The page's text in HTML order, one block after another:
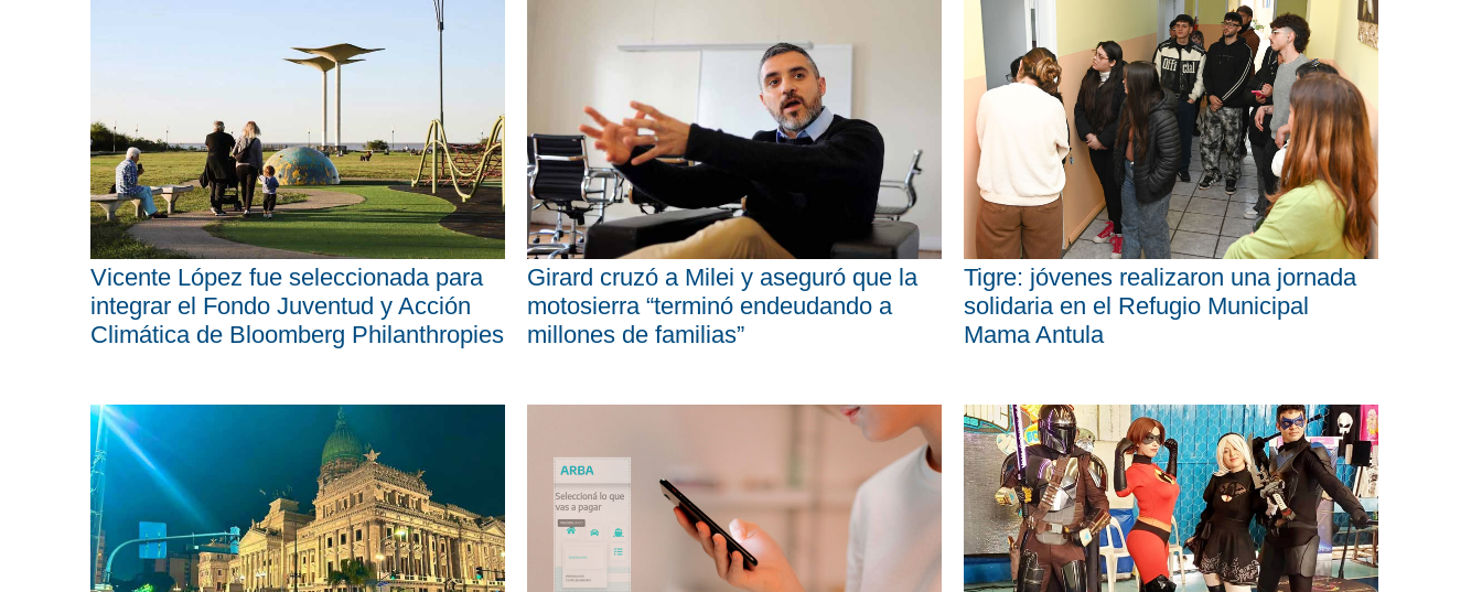
Vicente López fue seleccionada para
integrar el Fondo Juventud y Acción
Climática de Bloomberg Philanthropies
Girard cruzó a Milei y aseguró que la
motosierra “terminó endeudando a
millones de familias”
Tigre: jóvenes realizaron una jornada
solidaria en el Refugio Municipal
Mama Antula